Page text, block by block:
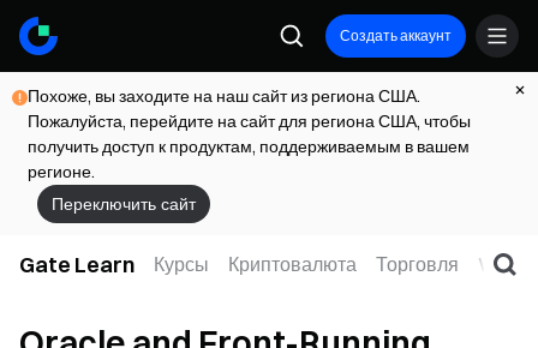
Создать аккаунт
Похоже, вы заходите на наш сайт из региона США.
Пожалуйста, перейдите на сайт для региона США, чтобы
получить доступ к продуктам, поддерживаемым в вашем
регионе.
Переключить сайт
Gate Learn Курсы Криптовалюта Торговля Web3